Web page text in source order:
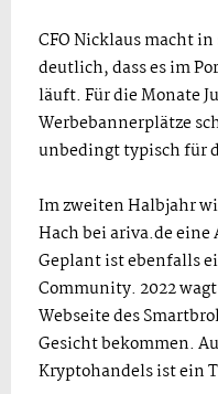
CFO Nicklaus macht
deutlich, dass es im
läuft. Für die Monate
Werbebannerplätze
unbedingt typisch für
Im zweiten Halbjahr
Hach bei ariva.de
Geplant ist ebenfalls
Community. 2022
Webseite des
Gesicht bekommen.
Kryptohandels ist ein